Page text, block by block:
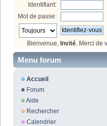
Identifiant:
Mot de passe:
Bienvenue, Invité. Merci de
Menu forum
Accueil
Forum
Aide
Rechercher
Calendrier